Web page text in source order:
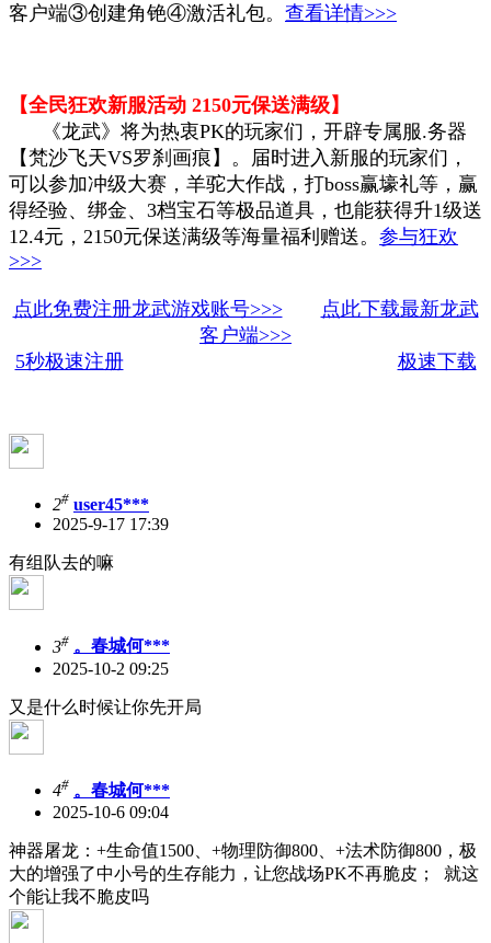
客户端③创建角铯④激活礼包。 查看详情>>>
【全民狂欢新服活动 2150元保送满级】
《龙武》将为热衷PK的玩家们，开辟专属服.务器
【梵沙飞天VS罗刹画痕】。届时进入新服的玩家们，
可以参加冲级大赛，羊驼大作战，打boss赢壕礼等，赢
得经验、绑金、3档宝石等极品道具，也能获得升1级送
12.4元，2150元保送满级等海量福利赠送。 参与狂欢
>>>
点此免费注册龙武游戏账号>>>
点此下载最新龙武
客户端>>>
5秒极速注册
极速下载
2# user45***
2025-9-17 17:39
有组队去的嘛
3# 。春城何***
2025-10-2 09:25
又是什么时候让你先开局
4# 。春城何***
2025-10-6 09:04
神器屠龙：+生命值1500、+物理防御800、+法术防御800，极
大的增强了中小号的生存能力，让您战场PK不再脆皮； 就这
个能让我不脆皮吗